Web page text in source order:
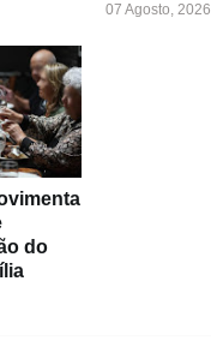
07 Agosto, 2026
do